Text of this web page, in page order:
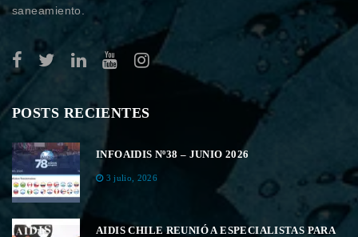
saneamiento.
POSTS RECIENTES
INFOAIDIS Nº38 – JUNIO 2026
3 julio, 2026
AIDIS CHILE REUNIÓ A ESPECIALISTAS PARA